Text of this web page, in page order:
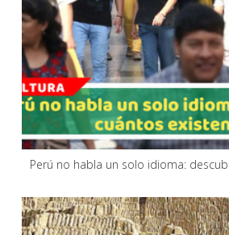
Perú no habla un solo idioma: